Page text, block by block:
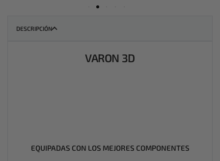
DESCRIPCIÓN
VARON 3D
EQUIPADAS CON LOS MEJORES COMPONENTES